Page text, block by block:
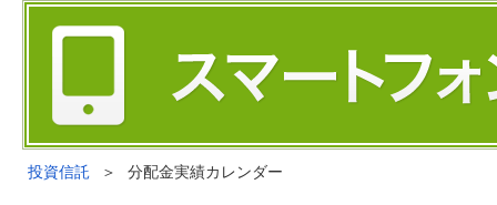
投資信託 ＞ 分配金実績カレンダー